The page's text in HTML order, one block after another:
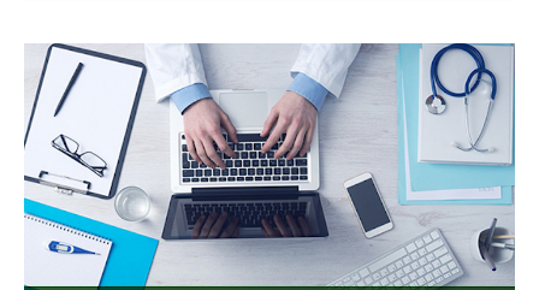
As
preferências
do
consumidor
na
escolha
de
planos
de
saúde